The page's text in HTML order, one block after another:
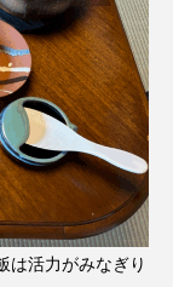
は活力がみなぎり